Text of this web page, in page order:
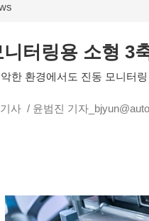
터링용 소형 3
한 환경에서도 진동 모니터링
사 / 윤범진 기자